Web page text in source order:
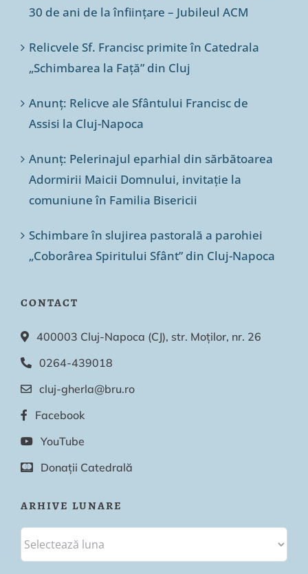
30 de ani de la înființare – Jubileul ACM
Relicvele Sf. Francisc primite în Catedrala
„Schimbarea la Față” din Cluj
Anunț: Relicve ale Sfântului Francisc de
Assisi la Cluj-Napoca
Anunț: Pelerinajul eparhial din sărbătoarea
Adormirii Maicii Domnului, invitație la
comuniune în Familia Bisericii
Schimbare în slujirea pastorală a parohiei
„Coborârea Spiritului Sfânt” din Cluj-Napoca
CONTACT
400003 Cluj-Napoca (CJ), str. Moților, nr. 26
0264-439018
cluj-gherla@bru.ro
Facebook
YouTube
Donații Catedrală
ARHIVE LUNARE